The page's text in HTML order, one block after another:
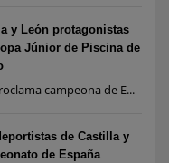
y León protagonistas
Júnior de Piscina de
campeona de E...
de Castilla y
de España